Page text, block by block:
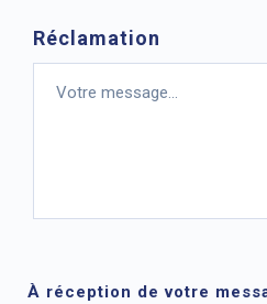
Réclamation
À réception de votre